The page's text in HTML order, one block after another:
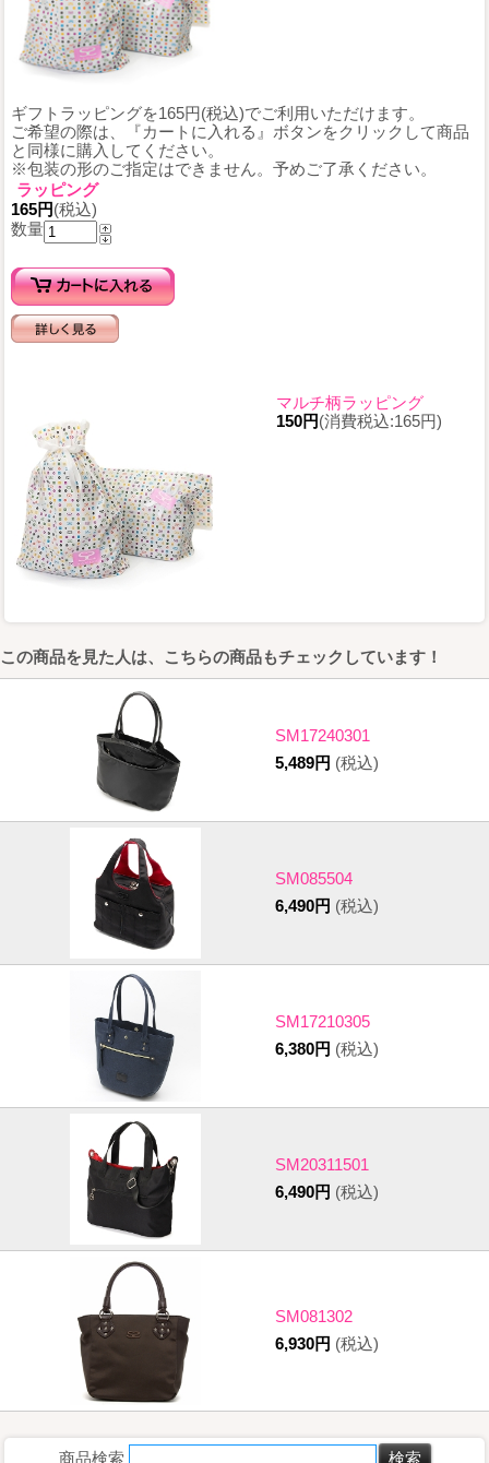
ギフトラッピングを165円(税込)でご利用いただけます。
ご希望の際は、『カートに入れる』ボタンをクリックして商品
と同様に購入してください。
※包装の形のご指定はできません。予めご了承ください。
ラッピング
165円(税込)
数量
マルチ柄ラッピング
150円(消費税込:165円)
この商品を見た人は、こちらの商品もチェックしています！
SM17240301
5,489円 (税込)
SM085504
6,490円 (税込)
SM17210305
6,380円 (税込)
SM20311501
6,490円 (税込)
SM081302
6,930円 (税込)
商品検索